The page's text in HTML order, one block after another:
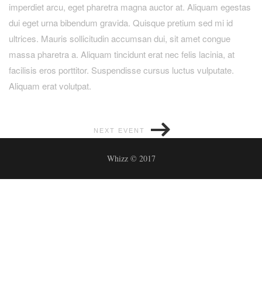
imperdiet arcu, eget pharetra magna auctor at. Aliquam egestas
dui eget urna bibendum gravida. Quisque pretium sed mi id
ultrices. Mauris sollicitudin accumsan dui, sit amet congue
massa pharetra a. Aliquam tincidunt erat nec felis lacinia, at
facilisis eros porttitor. Suspendisse cursus luctus vulputate.
Aliquam erat volutpat.
NEXT EVENT
Whizz © 2017